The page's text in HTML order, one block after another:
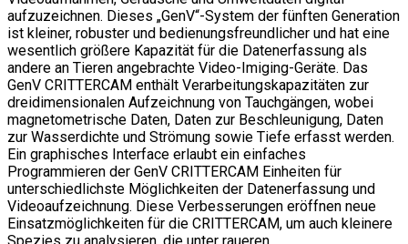
aufzuzeichnen. Dieses „GenV“-System der fünften Generation
ist kleiner, robuster und bedienungsfreundlicher und hat eine
wesentlich größere Kapazität für die Datenerfassung als
andere an Tieren angebrachte Video-Imiging-Geräte. Das
GenV CRITTERCAM enthält Verarbeitungskapazitäten zur
dreidimensionalen Aufzeichnung von Tauchgängen, wobei
magnetometrische Daten, Daten zur Beschleunigung, Daten
zur Wasserdichte und Strömung sowie Tiefe erfasst werden.
Ein graphisches Interface erlaubt ein einfaches
Programmieren der GenV CRITTERCAM Einheiten für
unterschiedlichste Möglichkeiten der Datenerfassung und
Videoaufzeichnung. Diese Verbesserungen eröffnen neue
Einsatzmöglichkeiten für die CRITTERCAM, um auch kleinere